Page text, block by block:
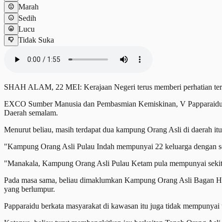
Marah
Sedih
Lucu
Tidak Suka
SHAH ALAM, 22 MEI: Kerajaan Negeri terus memberi perhatian
EXCO Sumber Manusia dan Pembasmian Kemiskinan, V
Daerah semalam.
Menurut beliau, masih terdapat dua kampung Orang Asli di daerah
"Kampung Orang Asli Pulau Indah mempunyai 22 keluarga dengan
"Manakala, Kampung Orang Asli Pulau Ketam pula mempunyai
Pada masa sama, beliau dimaklumkan Kampung Orang Asli Bagan
yang berlumpur.
Papparaidu berkata masyarakat di kawasan itu juga tidak